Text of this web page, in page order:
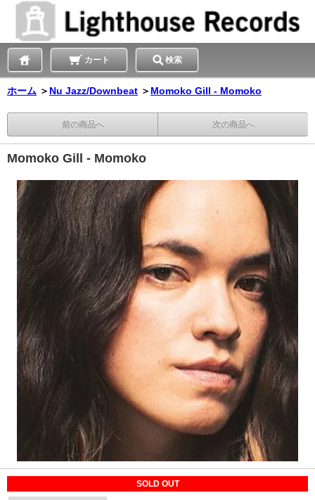
カート 検索
ホーム ＞ Nu Jazz/Downbeat ＞ Momoko Gill - Momoko
前の商品へ 次の商品へ
Momoko Gill - Momoko
SOLD OUT